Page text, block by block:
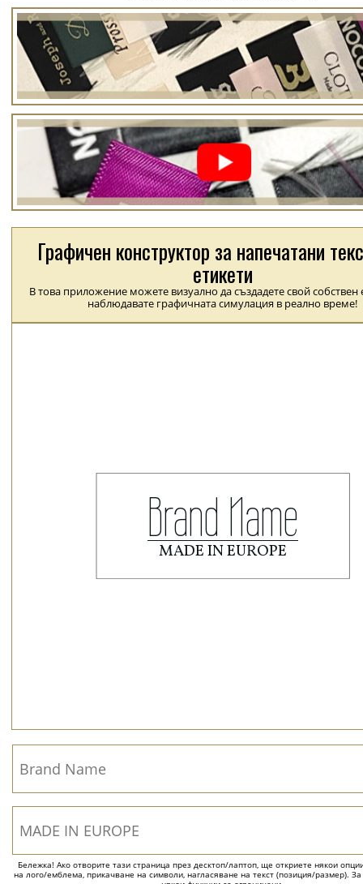
Графичен конструктор за напечатани
етикети
В това приложение можете визуално да създадете свой собствен
наблюдавате графичната симулация в реално време!
Бележка! Ако отворите тази страница през десктоп/лаптоп, ще откриете някои
на лого/емблема, прикачване на символи, нагласяване на текст (позиция/размер).